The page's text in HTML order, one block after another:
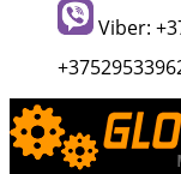
Viber: